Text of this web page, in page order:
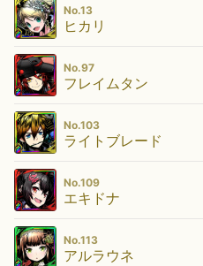
No.13
ヒカリ
No.97
フレイムタン
No.103
ライトブレード
No.109
エキドナ
No.113
アルラウネ